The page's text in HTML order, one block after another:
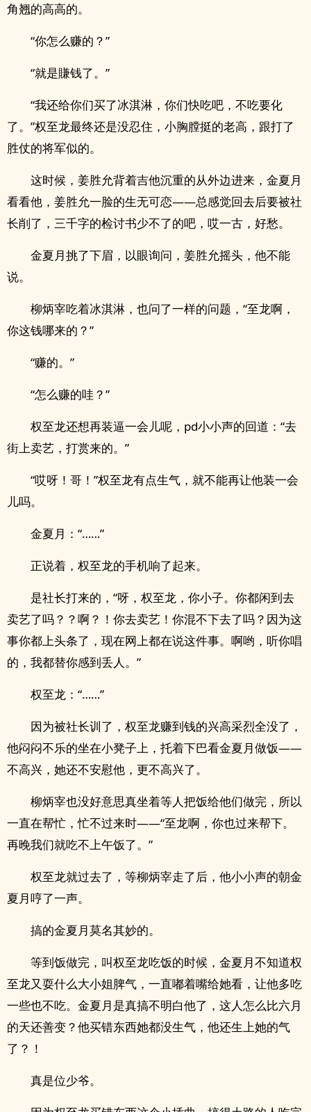
角翘的高高的。
“你怎么赚的？”
“就是賺钱了。”
“我还给你们买了冰淇淋，你们快吃吧，不吃要化
了。”权至龙最终还是没忍住，小胸膛挺的老高，跟打了
胜仗的将军似的。
这时候，姜胜允背着吉他沉重的从外边进来，金夏月
看看他，姜胜允一脸的生无可恋——总感觉回去后要被社
长削了，三千字的检讨书少不了的吧，哎一古，好愁。
金夏月挑了下眉，以眼询问，姜胜允摇头，他不能
说。
柳炳宰吃着冰淇淋，也问了一样的问题，“至龙啊，
你这钱哪来的？”
“赚的。”
“怎么赚的哇？”
权至龙还想再装逼一会儿呢，pd小小声的回道：“去
街上卖艺，打赏来的。”
“哎呀！哥！”权至龙有点生气，就不能再让他装一会
儿吗。
金夏月：“……”
正说着，权至龙的手机响了起来。
是社长打来的，“呀，权至龙，你小子。你都闲到去
卖艺了吗？？啊？！你去卖艺！你混不下去了吗？因为这
事你都上头条了，现在网上都在说这件事。啊哟，听你唱
的，我都替你感到丢人。”
权至龙：“……”
因为被社长训了，权至龙赚到钱的兴高采烈全没了，
他闷闷不乐的坐在小凳子上，托着下巴看金夏月做饭——
不高兴，她还不安慰他，更不高兴了。
柳炳宰也没好意思真坐着等人把饭给他们做完，所以
一直在帮忙，忙不过来时——“至龙啊，你也过来帮下。
再晚我们就吃不上午饭了。”
权至龙就过去了，等柳炳宰走了后，他小小声的朝金
夏月哼了一声。
搞的金夏月莫名其妙的。
等到饭做完，叫权至龙吃饭的时候，金夏月不知道权
至龙又耍什么大小姐脾气，一直嘟着嘴给她看，让他多吃
一些也不吃。金夏月是真搞不明白他了，这人怎么比六月
的天还善变？他买错东西她都没生气，他还生上她的气
了？！
真是位少爷。